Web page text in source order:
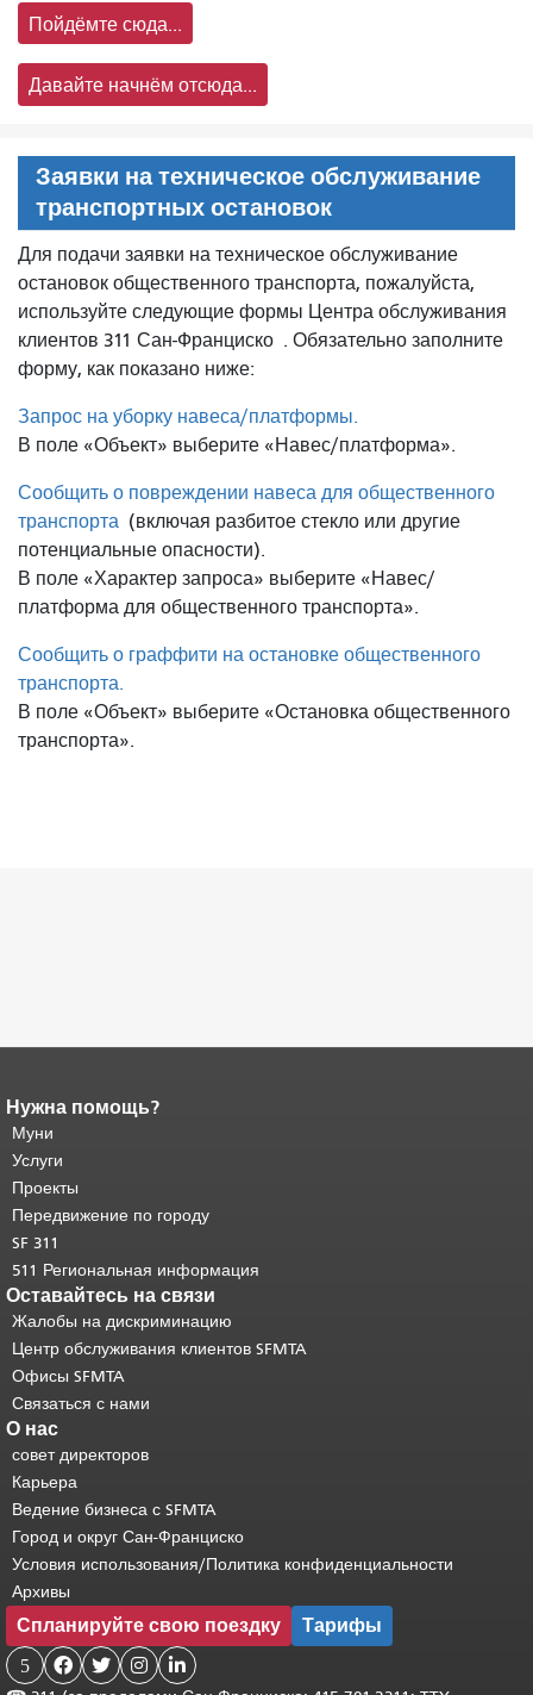
Пойдёмте сюда...
Давайте начнём отсюда...
Заявки на техническое обслуживание
транспортных остановок
Для подачи заявки на техническое обслуживание
остановок общественного транспорта, пожалуйста,
используйте следующие формы Центра обслуживания
клиентов 311 Сан-Франциско . Обязательно заполните
форму, как показано ниже:
Запрос на уборку навеса/платформы.
В поле «Объект» выберите «Навес/платформа».
Сообщить о повреждении навеса для общественного
транспорта (включая разбитое стекло или другие
потенциальные опасности).
В поле «Характер запроса» выберите «Навес/
платформа для общественного транспорта».
Сообщить о граффити на остановке общественного
транспорта.
В поле «Объект» выберите «Остановка общественного
транспорта».
Конец содержимого
страницы.
страницы повторяется на каждой
странице.
основного содержимого .
Нужна помощь?
Муни
Услуги
Проекты
Передвижение по городу
SF 311
511 Региональная информация
Оставайтесь на связи
Жалобы на дискриминацию
Центр обслуживания клиентов SFMTA
Офисы SFMTA
Связаться с нами
О нас
совет директоров
Карьера
Ведение бизнеса с SFMTA
Город и округ Сан-Франциско
Условия использования/Политика конфиденциальности
Архивы
Спланируйте свою поездку Тарифы
5    